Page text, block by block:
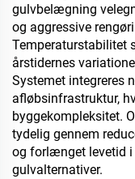
gulvbelægning
og aggressive
Temperaturstabilitet
årstidernes
Systemet integreres
afløbsinfrastruktur,
byggekompleksitet.
tydelig gennem
og forlænget levetid
gulvalternativer.